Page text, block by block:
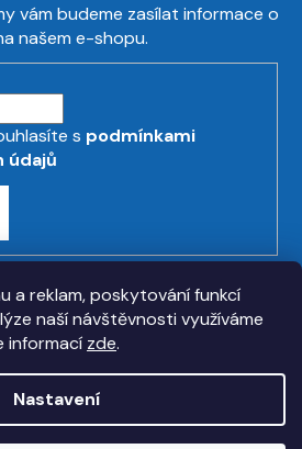
a reklam, poskytování funkcí
naší návštěvnosti využíváme
informací zde.
Nastavení
vám budeme zasílat informace o
našem e-shopu.
s podmínkami
údajů